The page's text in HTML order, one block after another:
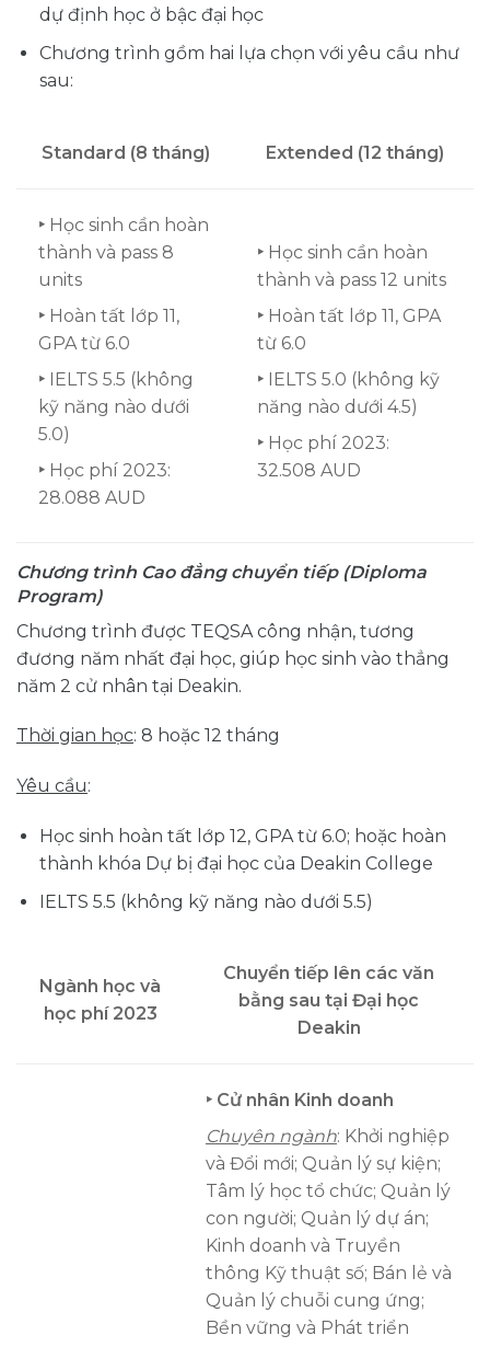
dự định học ở bậc đại học
Chương trình gồm hai lựa chọn với yêu cầu như
sau:
Standard (8 tháng) Extended (12 tháng)
‣ Học sinh cần hoàn
thành và pass 8
units
‣ Hoàn tất lớp 11,
GPA từ 6.0
‣ IELTS 5.5 (không
kỹ năng nào dưới
5.0)
‣ Học phí 2023:
28.088 AUD
‣ Học sinh cần hoàn
thành và pass 12 units
‣ Hoàn tất lớp 11, GPA
từ 6.0
‣ IELTS 5.0 (không kỹ
năng nào dưới 4.5)
‣ Học phí 2023:
32.508 AUD
Chương trình Cao đẳng chuyển tiếp (Diploma
Program)
Chương trình được TEQSA công nhận, tương
đương năm nhất đại học, giúp học sinh vào thẳng
năm 2 cử nhân tại Deakin.
Thời gian học: 8 hoặc 12 tháng
Yêu cầu:
Học sinh hoàn tất lớp 12, GPA từ 6.0; hoặc hoàn
thành khóa Dự bị đại học của Deakin College
IELTS 5.5 (không kỹ năng nào dưới 5.5)
Ngành học và
học phí 2023
Chuyển tiếp lên các văn
bằng sau tại Đại học
Deakin
‣ Cử nhân Kinh doanh
Chuyên ngành: Khởi nghiệp
và Đổi mới; Quản lý sự kiện;
Tâm lý học tổ chức; Quản lý
con người; Quản lý dự án;
Kinh doanh và Truyền
thông Kỹ thuật số; Bán lẻ và
Quản lý chuỗi cung ứng;
Bền vững và Phát triển